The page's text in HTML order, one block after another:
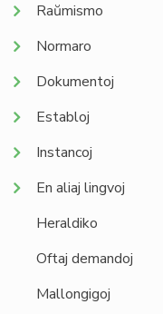
Raŭmismo
Normaro
Dokumentoj
Establoj
Instancoj
En aliaj lingvoj
Heraldiko
Oftaj demandoj
Mallongigoj